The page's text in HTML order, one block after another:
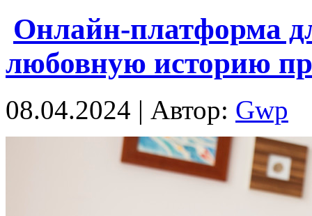
Онлайн-платформа
любовную историю
08.04.2024 | Автор: Gwp